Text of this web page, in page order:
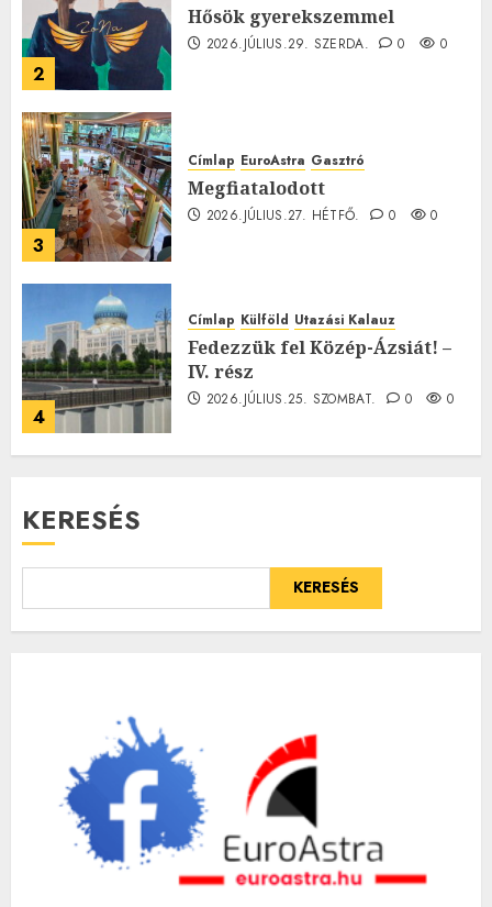
2
Hősök gyerekszemmel
2026.JÚLIUS.29. SZERDA. 0 0
3
Címlap EuroAstra Gasztró
Megfiatalodott
2026.JÚLIUS.27. HÉTFŐ. 0 0
4
Címlap Külföld Utazási Kalauz
Fedezzük fel Közép-Ázsiát! –
IV. rész
2026.JÚLIUS.25. SZOMBAT. 0 0
KERESÉS
KERESÉS